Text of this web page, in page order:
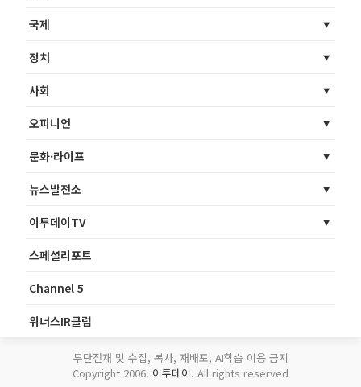
국제
정치
사회
오피니언
문화·라이프
뉴스발전소
이투데이TV
스페셜리포트
Channel 5
위너스IR클럽
무단전재 및 수집, 복사, 재배포, AI학습 이용 금지
Copyright 2006. 이투데이. All rights reserved